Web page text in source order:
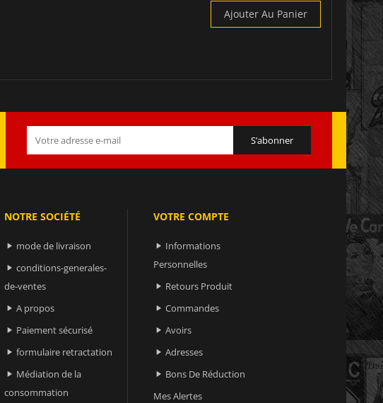
Ajouter Au Panier
NOTRE SOCIÉTÉ
 mode de livraison
 conditions-generales-
de-ventes
 A propos
 Paiement sécurisé
 formulaire retractation
 Médiation de la
consommation
VOTRE COMPTE
 Informations
Personnelles
 Retours Produit
 Commandes
 Avoirs
 Adresses
 Bons De Réduction
Mes Alertes